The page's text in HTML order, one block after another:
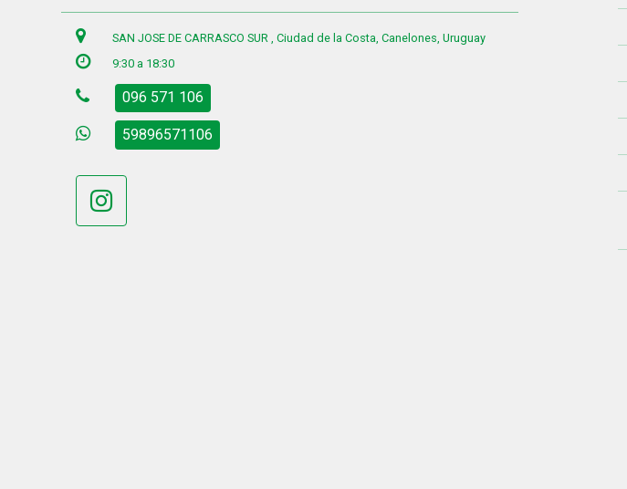
SAN JOSE DE CARRASCO SUR , Ciudad de la Costa, Canelones, Uruguay
9:30 a 18:30
096 571 106
59896571106